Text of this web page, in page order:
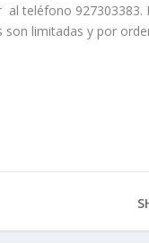
al teléfono 927303383.
son limitadas y por